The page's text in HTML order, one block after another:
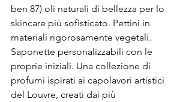
ben 87) oli naturali di bellezza per lo
skincare più sofisticato. Pettini in
materiali rigorosamente vegetali.
Saponette personalizzabili con le
proprie iniziali. Una collezione di
profumi ispirati ai capolavori artistici
del Louvre, creati dai più